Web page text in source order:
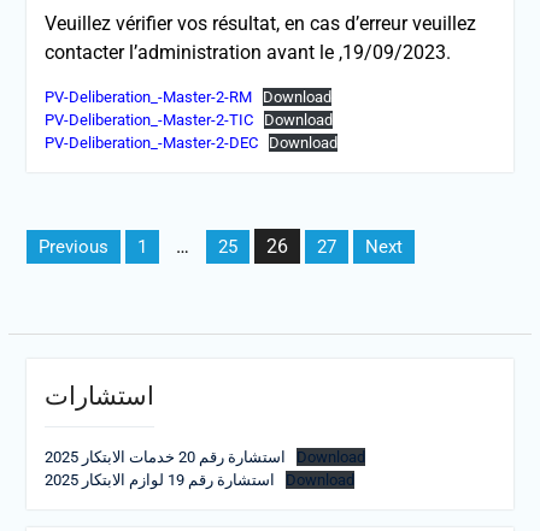
Veuillez vérifier vos résultat, en cas d’erreur veuillez
contacter l’administration avant le ,19/09/2023.
PV-Deliberation_-Master-2-RM
Download
PV-Deliberation_-Master-2-TIC
Download
PV-Deliberation_-Master-2-DEC
Download
Posts
pagination
Previous 1 … 25 26 27 Next
استشارات
استشارة رقم 20 خدمات الابتكار 2025
Download
استشارة رقم 19 لوازم الابتكار 2025
Download